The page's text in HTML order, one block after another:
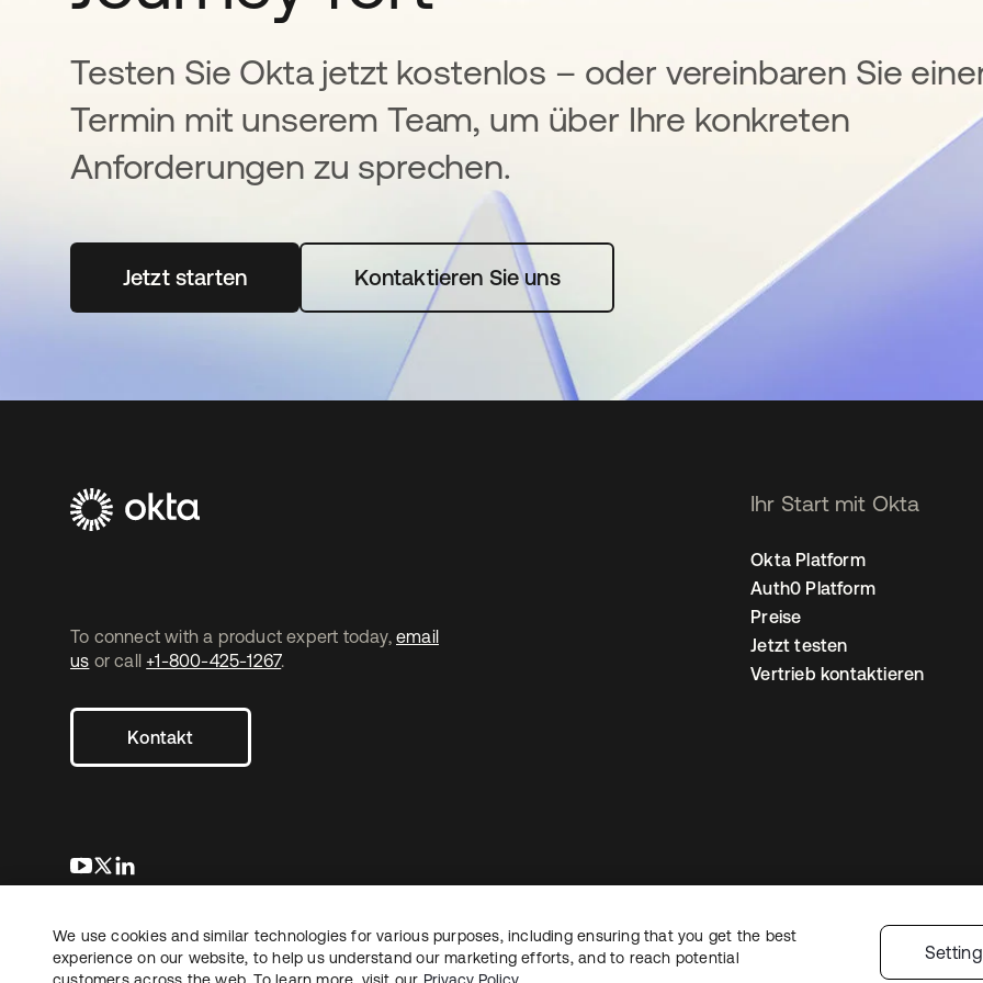
Testen Sie Okta jetzt kostenlos – oder vereinbaren Sie
Termin mit unserem Team, um über Ihre konkreten
Anforderungen zu sprechen.
Jetzt startenwird in einer neuen Registerkarte geöffnet
Kontaktieren Sie uns
To connect with a product expert today, email
us or call +1-800-425-1267.
Kontakt
wird in einer neuen Registerkarte geöffnet
wird in einer neuen Registerkarte geöffnet
Ihr Start mit Okta
Okta Platform
Auth0 Platform
Preise
Jetzt testen
Vertrieb kontaktieren
RechtDatenschutzrichtlinieNutzungsbedingungenSicherheit Cookie-
Copyright © 2026 Okta. Alle Rechte vorbehalten.
We use cookies and similar technologies for various purposes, including ensuring that you get the best
experience on our website, to help us understand our marketing efforts, and to reach potential